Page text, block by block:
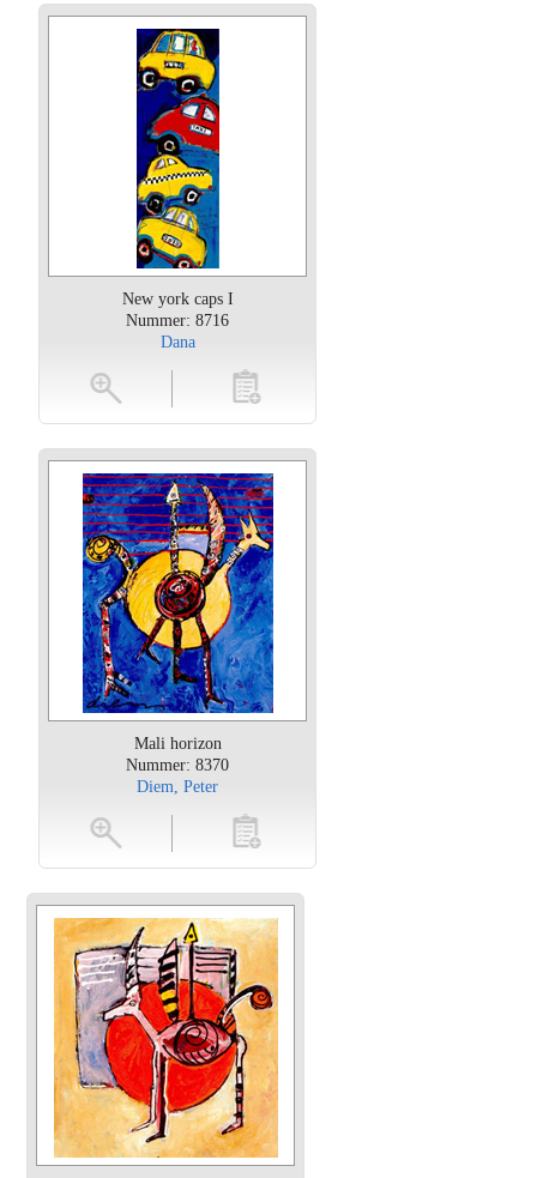
New york caps I
Nummer: 8716
Dana
toevoegen
Mali horizon
Nummer: 8370
Diem, Peter
toevoegen